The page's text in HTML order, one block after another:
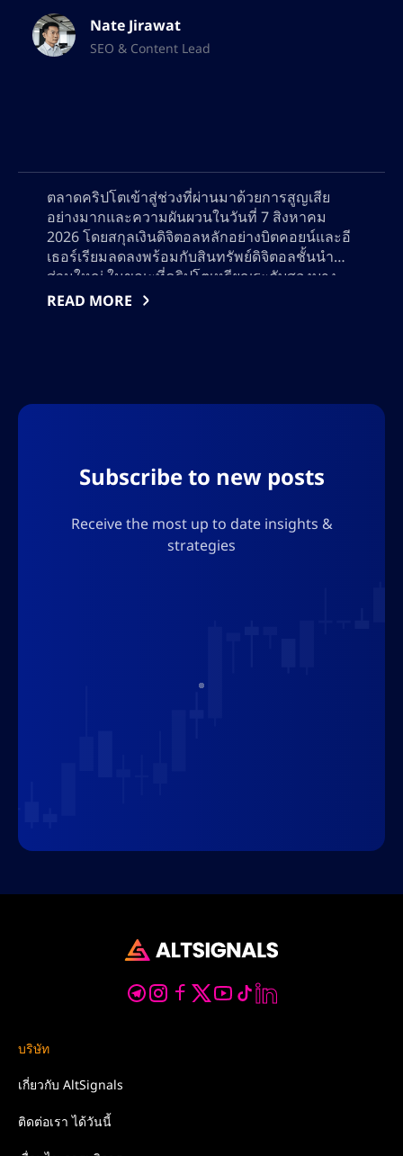
Nate Jirawat
SEO & Content Lead
ตลาดคริปโตเข้าสู่ช่วงที่ผ่านมาด้วยการสูญเสีย
อย่างมากและความผันผวนในวันที่ 7 สิงหาคม
2026 โดยสกุลเงินดิจิตอลหลักอย่างบิตคอยน์และอี
เธอร์เรียมลดลงพร้อมกับสินทรัพย์ดิจิตอลชั้นนำ
ส่วนใหญ่ ในขณะที่คริปโตเหรียญระดับสองบาง
ส่วนแสดงความยืนยง การวิเคราะห์ละเอียดนี้
READ MORE
Subscribe to new posts
Receive the most up to date insights &
strategies
บริษัท
เกี่ยวกับ AltSignals
ติดต่อเราได้วันนี้